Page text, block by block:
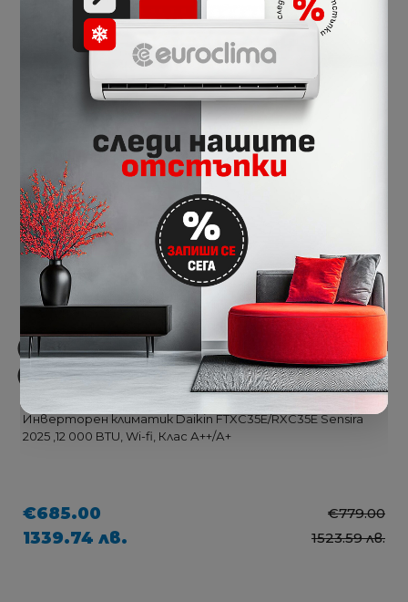
1247.82 лв. 1419.93 лв.
-12%
Инверторен климатик Daikin FTXC35E/RXC35E Sensira
2025 ,12 000 BTU, Wi-fi, Клас А++/А+
€685.00 €779.00
1339.74 лв. 1523.59 лв.